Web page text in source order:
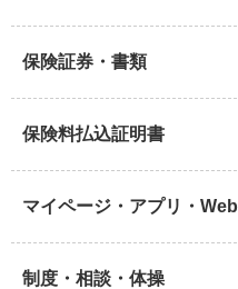
保険証券・書類
保険料払込証明書
マイページ・アプリ・Web
制度・相談・体操